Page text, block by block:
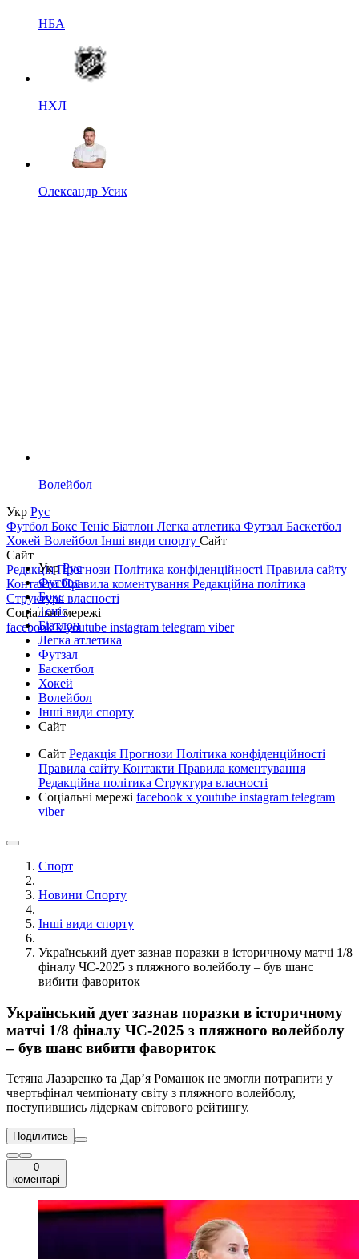
НБА
НХЛ
Олександр Усик
Волейбол
Укр Рус
Футбол Бокс Теніс Біатлон Легка атлетика Футзал Баскетбол
Хокей Волейбол Інші види спорту Сайт
Сайт
РедакціяПрогнози Політика конфіденційності Правила сайту
КонтактиПравила коментування Редакційна політика
Структура власності
Соціальні мережі
facebookxyoutube instagram telegram viber
УкрРус
Футбол
Бокс
Теніс
Біатлон
Легка атлетика
Футзал
Баскетбол
Хокей
Волейбол
Інші види спорту
Сайт
Сайт Редакція Прогнози Політика конфіденційності
Правила сайту Контакти Правила коментування
Редакційна політика Структура власності
Соціальні мережі facebook x youtube instagram telegram
viber
Спорт
Новини Спорту
Інші види спорту
Український дует зазнав поразки в історичному матчі 1/8
фіналу ЧС-2025 з пляжного волейболу – був шанс
вибити фавориток
Український дует зазнав поразки в історичному
матчі 1/8 фіналу ЧС-2025 з пляжного волейболу
– був шанс вибити фавориток
Тетяна Лазаренко та Дарʼя Романюк не змогли потрапити у
чвертьфінал чемпіонату світу з пляжного волейболу,
поступившись лідеркам світового рейтингу.
Поділитись
0
коментарі